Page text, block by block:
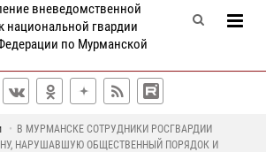
вневедомственной
национальной гвардии
по Мурманской
В МУРМАНСКЕ СОТРУДНИКИ РОСГВАРДИИ
НАРУШАВШУЮ ОБЩЕСТВЕННЫЙ ПОРЯДОК И